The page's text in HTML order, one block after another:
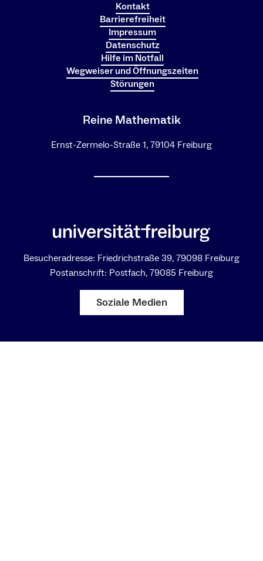
Kontakt
Barrierefreiheit
Impressum
Datenschutz
Hilfe im Notfall
Wegweiser und Öffnungszeiten
Störungen
Reine Mathematik
Ernst-Zermelo-Straße 1, 79104 Freiburg
Besucheradresse: Friedrichstraße 39, 79098 Freiburg
Postanschrift: Postfach, 79085 Freiburg
Soziale Medien